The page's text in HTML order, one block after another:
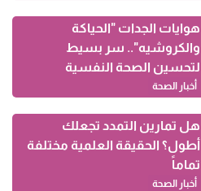
هوايات الجدات "الحياكة
والكروشيه".. سر بسيط
لتحسين الصحة النفسية
أخبار الصحة
هل تمارين التمدد تجعلك
أطول؟ الحقيقة العلمية مختلفة
تماماً
أخبار الصحة